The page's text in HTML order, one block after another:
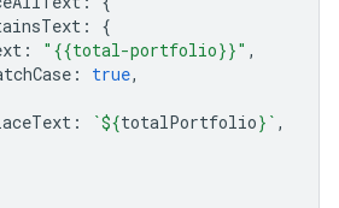
:
{
: "{{total-portfolio}}" ,
: true,
: `${totalPortfolio} ` ,